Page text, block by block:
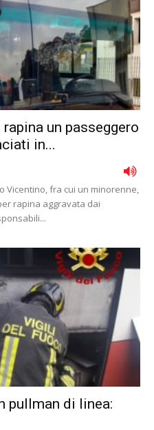
un passeggero
in...
Vicentino, fra cui un minorenne,
rapina aggravata dai
pullman di linea: